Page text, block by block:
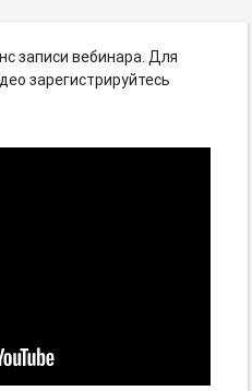
записи вебинара. Для
зарегистрируйтесь